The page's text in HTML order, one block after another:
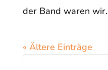
der Band waren
« Ältere Einträge